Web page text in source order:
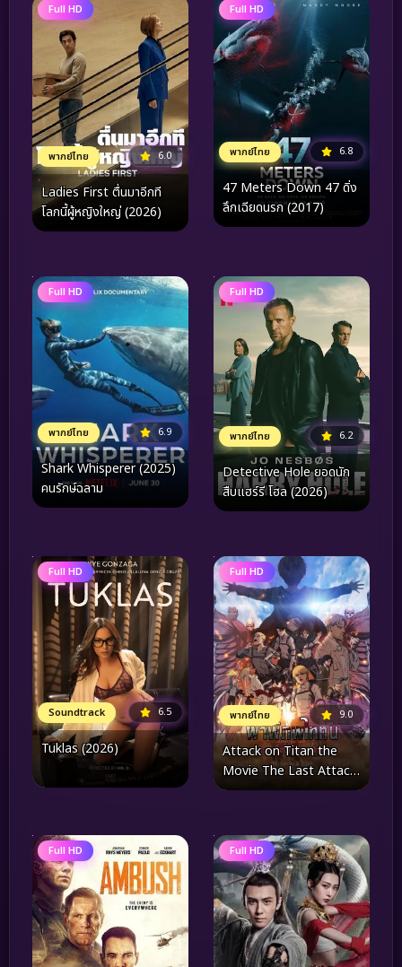
Full HD
พากย์ไทย 6.0
Ladies First ตื่นมาอีกที
โลกนี้ผู้หญิงใหญ่ (2026)
Full HD
พากย์ไทย 6.8
47 Meters Down 47 ดิ่ง
ลึกเฉียดนรก (2017)
Full HD
พากย์ไทย 6.9
Shark Whisperer (2025)
คนรักษ์ฉลาม
Full HD
พากย์ไทย 6.2
Detective Hole ยอดนัก
สืบแฮร์รี โฮล (2026)
Full HD
Soundtrack 6.5
Tuklas (2026)
Full HD
พากย์ไทย 9.0
Attack on Titan the
Movie The Last Attack
(2024) ผ่าพิภพไททัน การ
Full HD Full HD